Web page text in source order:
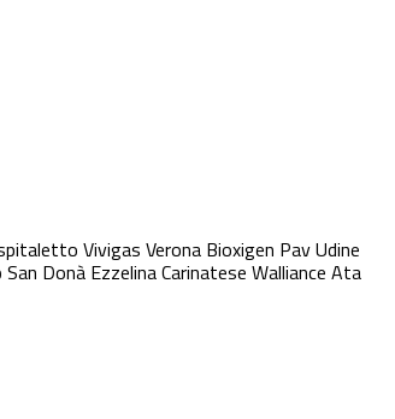
Vivigas Verona Bioxigen Pav Udine
San Donà Ezzelina Carinatese Walliance Ata